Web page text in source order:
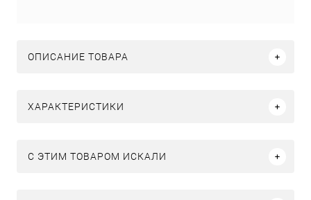
ОПИСАНИЕ ТОВАРА
ХАРАКТЕРИСТИКИ
C ЭТИМ ТОВАРОМ ИСКАЛИ